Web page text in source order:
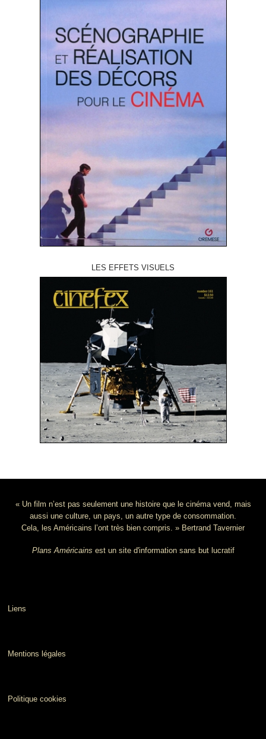
LES EFFETS VISUELS
« Un film n’est pas seulement une histoire que le cinéma vend, mais
aussi une culture, un pays, un autre type de consommation.
Cela, les Américains l’ont très bien compris. » Bertrand Tavernier
Plans Américains est un site d'information sans but lucratif
Liens
Mentions légales
Politique cookies